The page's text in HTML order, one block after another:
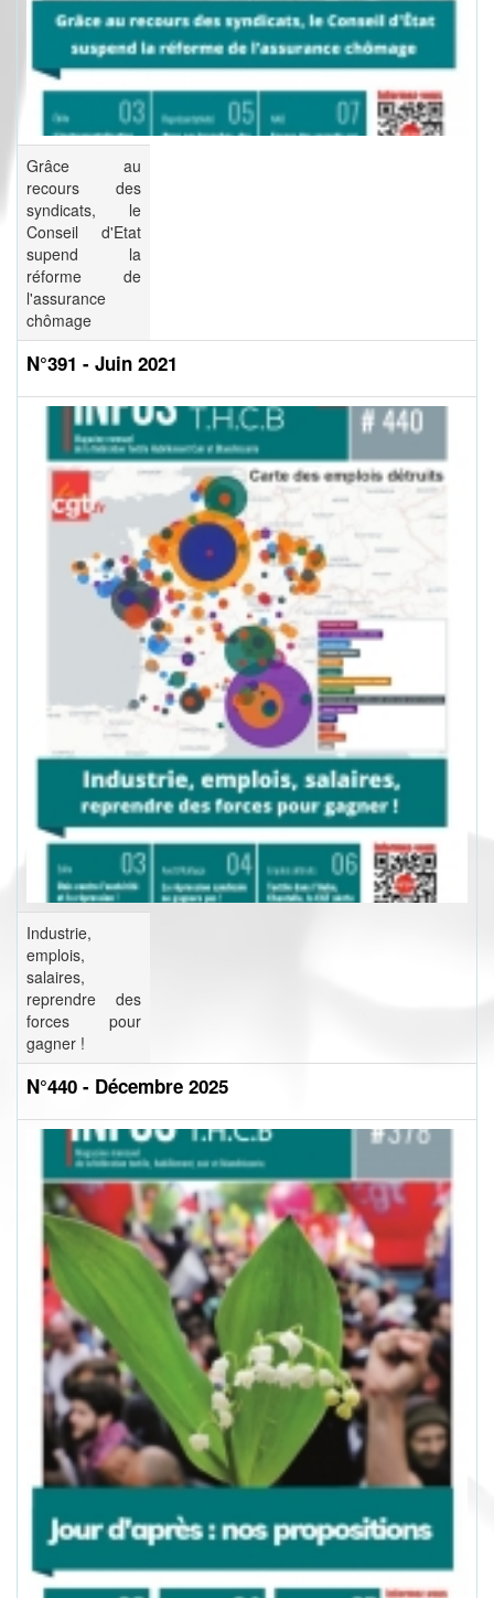
Grâce au
recours des
syndicats, le
Conseil d'Etat
supend la
réforme de
l'assurance
chômage
N°391 - Juin 2021
Industrie,
emplois,
salaires,
reprendre des
forces pour
gagner !
N°440 - Décembre 2025